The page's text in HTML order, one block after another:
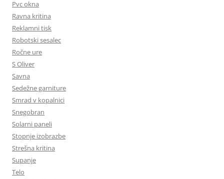
Pvc okna
Ravna kritina
Reklamni tisk
Robotski sesalec
Ročne ure
S Oliver
Savna
Sedežne garniture
Smrad v kopalnici
Snegobran
Solarni paneli
Stopnje izobrazbe
Strešna kritina
Supanje
Telo